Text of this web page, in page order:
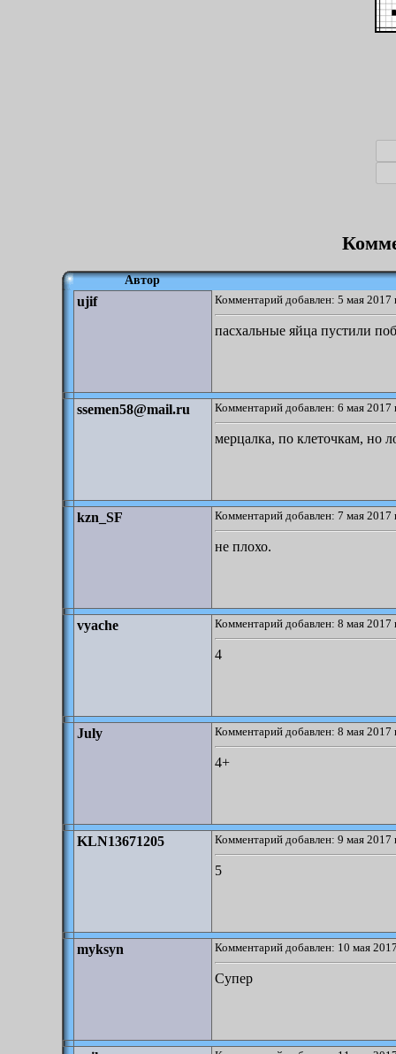
Автор
ujif Комментарий добавлен: 5 мая 2017
пасхальные яйца пустили
ssemen58@mail.ru Комментарий добавлен: 6 мая 2017
мерцалка, по клеточкам, но
kzn_SF Комментарий добавлен: 7 мая 2017
не плохо.
vyache Комментарий добавлен: 8 мая 2017
4
July Комментарий добавлен: 8 мая 2017
4+
KLN13671205 Комментарий добавлен: 9 мая 2017
5
myksyn Комментарий добавлен: 10 мая
Супер